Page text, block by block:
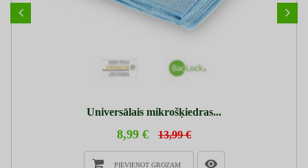
Universālais mikrošķiedras...
8,99 € 13,99 €
PIEVIENOT GROZAM